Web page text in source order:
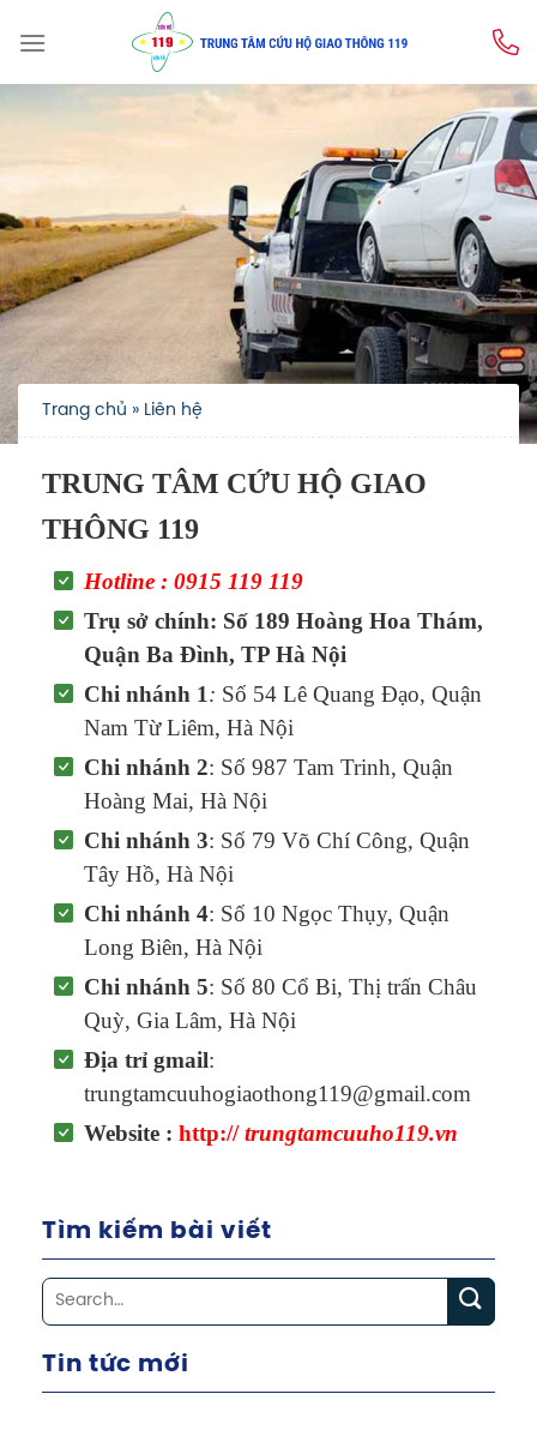
Trang chủ » Liên hệ
TRUNG TÂM CỨU HỘ GIAO
THÔNG 119
Hotline : 0915 119 119
Trụ sở chính: Số 189 Hoàng Hoa Thám,
Quận Ba Đình, TP Hà Nội
Chi nhánh 1: Số 54 Lê Quang Đạo, Quận
Nam Từ Liêm, Hà Nội
Chi nhánh 2: Số 987 Tam Trinh, Quận
Hoàng Mai, Hà Nội
Chi nhánh 3: Số 79 Võ Chí Công, Quận
Tây Hồ, Hà Nội
Chi nhánh 4: Số 10 Ngọc Thụy, Quận
Long Biên, Hà Nội
Chi nhánh 5: Số 80 Cổ Bi, Thị trấn Châu
Quỳ, Gia Lâm, Hà Nội
Địa trỉ gmail:
trungtamcuuhogiaothong119@gmail.com
Website : http://trungtamcuuho119.vn
Tìm kiếm bài viết
Tin tức mới